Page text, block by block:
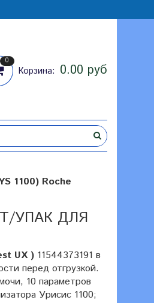
0
Корзина: 0.00 руб
1100) Roche
УПАК ДЛЯ
UX )11544373191 в
перед отгрузкой.
10 параметров
Урисис 1100;